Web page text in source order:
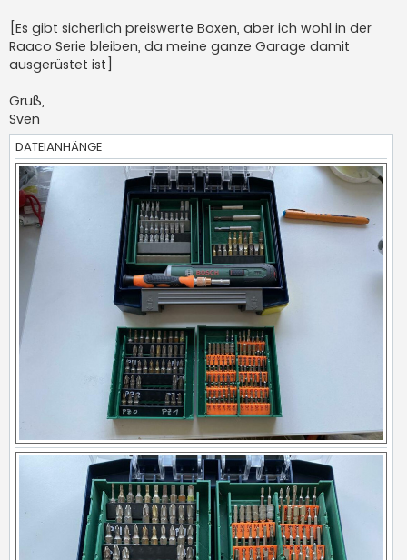
[Es gibt sicherlich preiswerte Boxen, aber ich wohl in der
Raaco Serie bleiben, da meine ganze Garage damit
ausgerüstet ist]
Gruß,
Sven
DATEIANHÄNGE